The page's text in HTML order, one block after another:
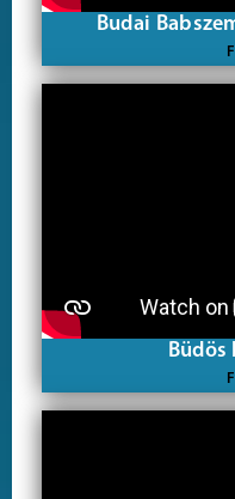
Budai